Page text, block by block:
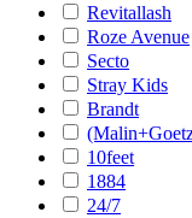
Revitallash
Roze Avenue
Secto
Stray Kids
Brandt
10feet
1884
24/7